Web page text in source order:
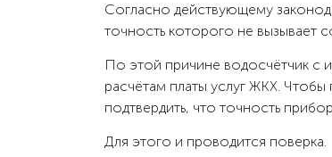
Согласно действующему
точность которого не вызывает
По этой причине водосчётчик с
расчётам платы услуг ЖКХ.
подтвердить, что точность
Для этого и проводится поверка.